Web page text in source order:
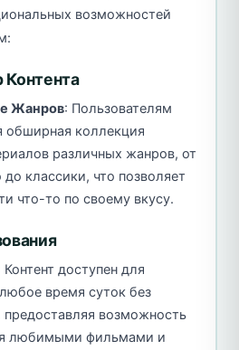
возможностей
Жанров: Пользователям
обширная коллекция
различных жанров, от
до классики, что позволяет
что-то по своему вкусу.
Контент доступен для
время суток без
предоставляя возможность
любимыми фильмами и